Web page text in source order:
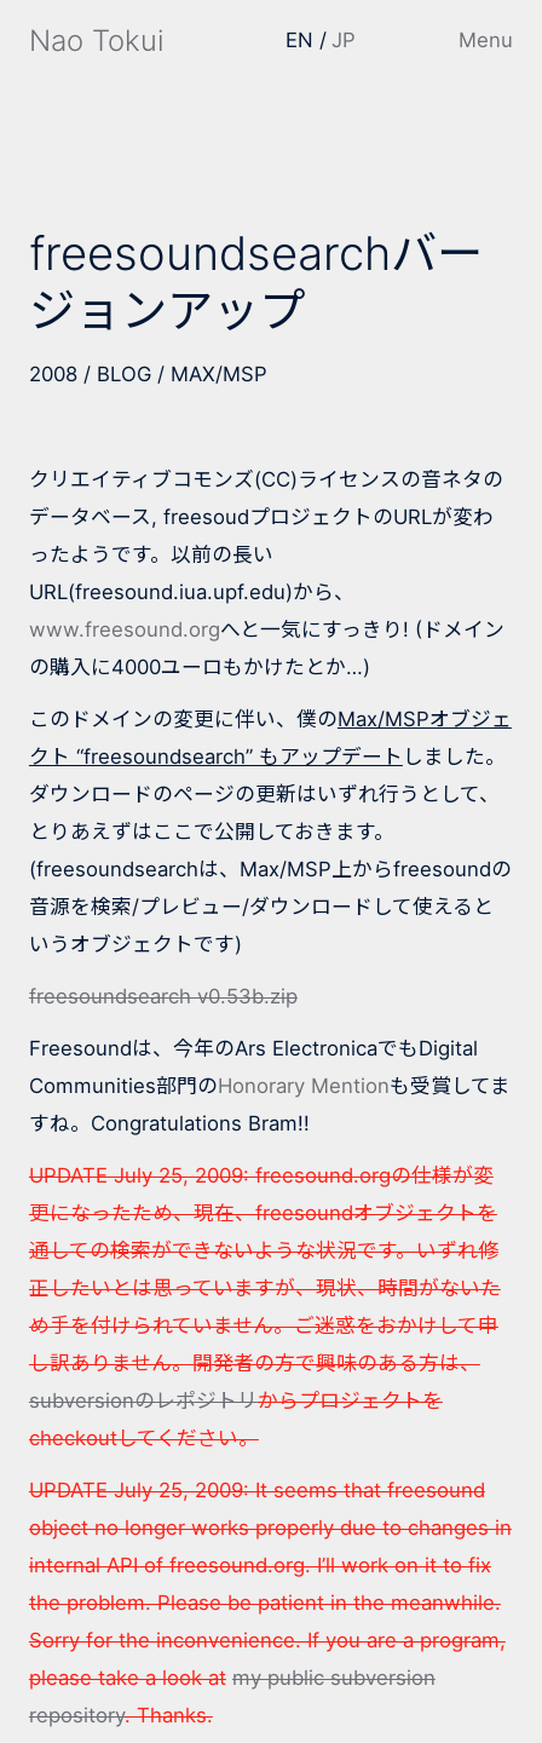
Nao Tokui EN JP Menu
freesoundsearchバー
ジョンアップ
2008 BLOG MAX/MSP
クリエイティブコモンズ(CC)ライセンスの音ネタの
データベース, freesoudプロジェクトのURLが変わ
ったようです。以前の長い
URL(freesound.iua.upf.edu)から、
www.freesound.orgへと一気にすっきり! (ドメイン
の購入に4000ユーロもかけたとか…)
このドメインの変更に伴い、僕のMax/MSPオブジェ
クト “freesoundsearch” もアップデート しました。
ダウンロードのページの更新はいずれ行うとして、
とりあえずはここで公開しておきます。
(freesoundsearchは、Max/MSP上からfreesoundの
音源を検索/プレビュー/ダウンロードして使えると
いうオブジェクトです)
freesoundsearch v0.53b.zip
Freesoundは、今年のArs ElectronicaでもDigital
Communities部門のHonorary Mentionも受賞してま
すね。Congratulations Bram!!
UPDATE July 25, 2009: freesound.orgの仕様が変
更になったため、現在、freesoundオブジェクトを
通しての検索ができないような状況です。いずれ修
正したいとは思っていますが、現状、時間がないた
め手を付けられていません。ご迷惑をおかけして申
し訳ありません。開発者の方で興味のある方は、
subversionのレポジトリからプロジェクトを
checkoutしてください。
UPDATE July 25, 2009: It seems that freesound
object no longer works properly due to changes in
internal API of freesound.org. I’ll work on it to fix
the problem. Please be patient in the meanwhile.
Sorry for the inconvenience. If you are a program,
please take a look at my public subversion
repository. Thanks.